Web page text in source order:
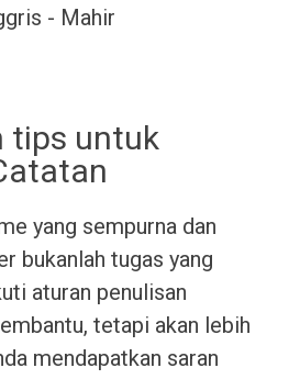
- Mahir
tips untuk
yang sempurna dan
bukanlah tugas yang
aturan penulisan
tetapi akan lebih
mendapatkan saran